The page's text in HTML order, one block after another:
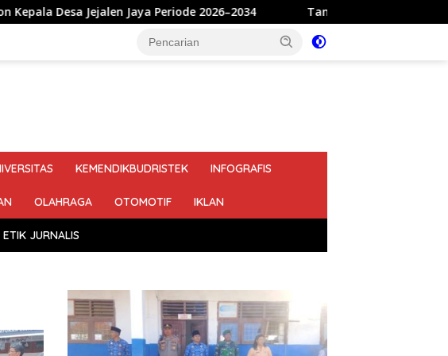
Periode 2026–2034 Tangis Haru dan Bahagia Keluarga Arisen
KEMENDIKBUDRISTEK INFOGRAFIS
OLAHRAGA OTOMOTIF IKLAN
JURNALIS